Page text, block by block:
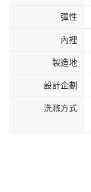
彈性
內裡
製造地
設計企劃
洗滌方式